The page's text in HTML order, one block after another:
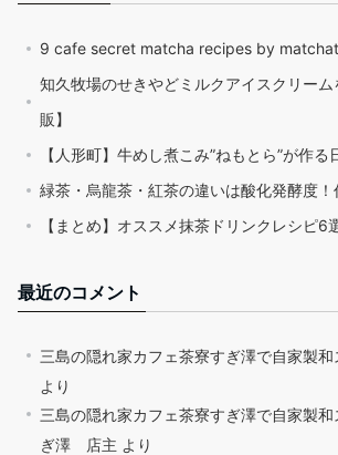
9 cafe secret matcha recipes by
知久牧場のせきやどミルクアイスクリーム
販】
【人形町】牛めし煮こみ”ねもとら”が作る
緑茶・烏龍茶・紅茶の違いは酸化発酵度！
【まとめ】オススメ抹茶ドリンクレシピ6
最近のコメント
三島の隠れ家カフェ茶寮すぎ澤で自家製和
より
三島の隠れ家カフェ茶寮すぎ澤で自家製和
ぎ澤 店主 より